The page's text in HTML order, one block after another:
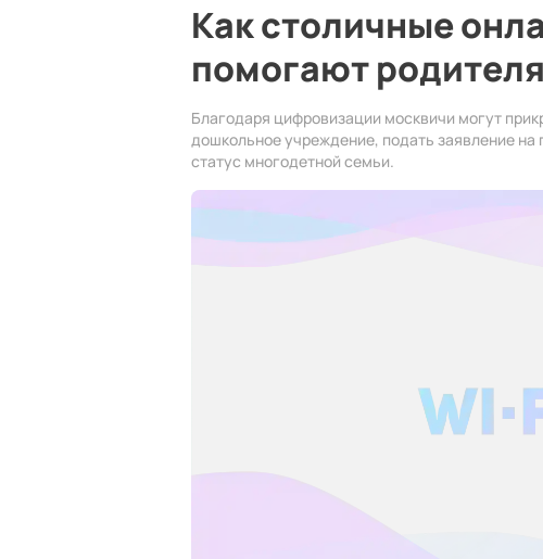
Как столичные
помогают
Благодаря цифровизации москвичи могут
дошкольное учреждение, подать заявление
статус многодетной семьи.